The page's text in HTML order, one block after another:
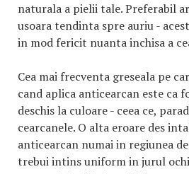
naturala a pielii tale. Preferabil
usoara tendinta spre auriu -
in mod fericit nuanta inchisa a
Cea mai frecventa greseala pe
cand aplica anticearcan este ca
deschis la culoare - ceea ce,
cearcanele. O alta eroare des
anticearcan numai in regiunea
trebui intins uniform in jurul